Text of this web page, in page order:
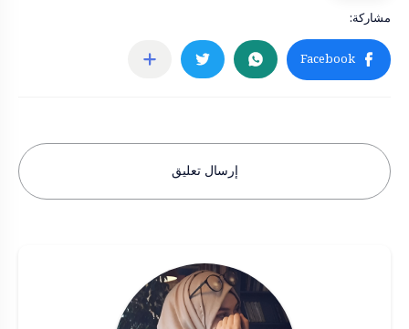
إرسال تعليق